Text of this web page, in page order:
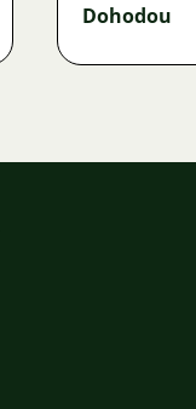
Dohodou